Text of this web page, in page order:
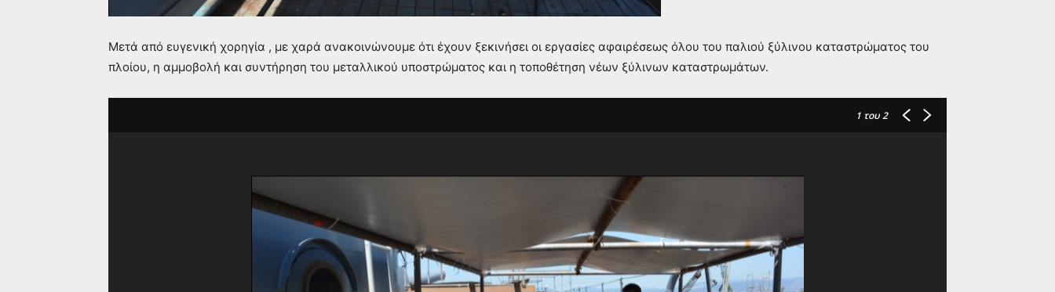
Μετά από ευγενική χορηγία , με χαρά ανακοινώνουμε ότι έχουν ξεκινήσει οι εργασίες αφαιρέσεως όλου του παλιού ξύλινου καταστρώματος του
πλοίου, η αμμοβολή και συντήρηση του μεταλλικού υποστρώματος και η τοποθέτηση νέων ξύλινων καταστρωμάτων.
1 του 2